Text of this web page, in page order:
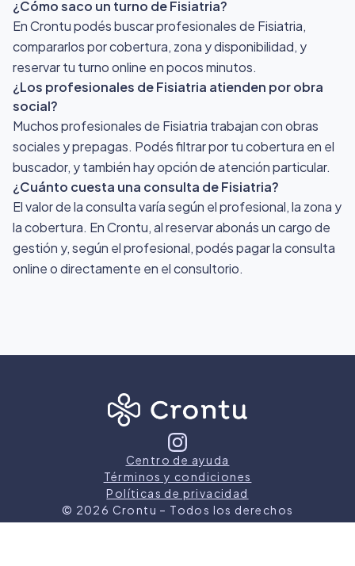
¿Cómo saco un turno de Fisiatria?
En Crontu podés buscar profesionales de Fisiatria,
compararlos por cobertura, zona y disponibilidad, y
reservar tu turno online en pocos minutos.
¿Los profesionales de Fisiatria atienden por obra
social?
Muchos profesionales de Fisiatria trabajan con obras
sociales y prepagas. Podés filtrar por tu cobertura en el
buscador, y también hay opción de atención particular.
¿Cuánto cuesta una consulta de Fisiatria?
El valor de la consulta varía según el profesional, la zona y
la cobertura. En Crontu, al reservar abonás un cargo de
gestión y, según el profesional, podés pagar la consulta
online o directamente en el consultorio.
Centro de ayuda
Términos y condiciones
Políticas de privacidad
© 2026 Crontu – Todos los derechos
reservados